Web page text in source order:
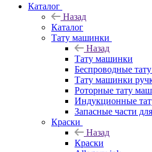
Каталог
Назад
Каталог
Тату машинки
Назад
Тату машинки
Беспроводные
Тату машинки
Роторные тату
Индукционные
Запасные части
Краски
Назад
Краски